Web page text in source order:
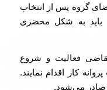
گروه پس از انتخاب
باید به شکل محضری
فعالیت و شروع
کار اقدام نمایند.
صادر می‌شود.